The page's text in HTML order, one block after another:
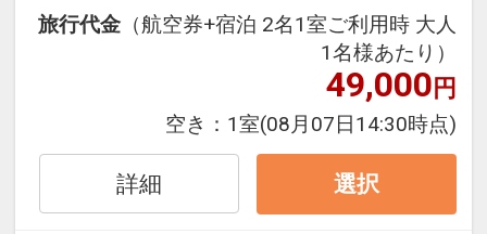
にも最適！
旅行期間中の1泊だけの宿泊や延
泊・飛び泊なども自由自在です。
フライトは、安心のJAL（または
JALグループ）確約！フライトマイ
ル50%貯まります。
オプションでレンタカーや現地交
通・体験プランなどの追加（同時予
旅行代金 （航空券+宿泊 2名1室ご利用時 大人
1名様あたり）
49,000円
空き： 1室(08月07日14:30時点)
詳細 選択